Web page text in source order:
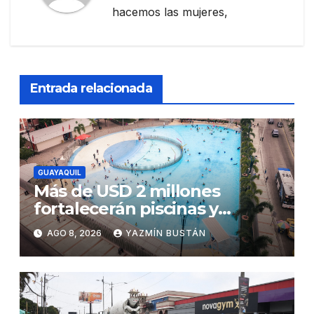
hacemos las mujeres,
Entrada relacionada
GUAYAQUIL
Más de USD 2 millones
fortalecerán piscinas y
parques acuáticos
municipales
AGO 8, 2026 YAZMÍN BUSTÁN